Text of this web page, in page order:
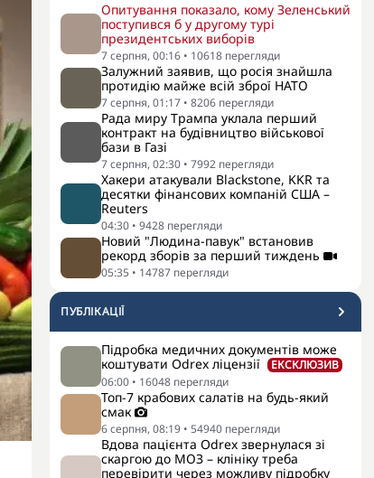
Опитування показало, кому Зеленський
поступився б у другому турі
президентських виборів
7 серпня, 00:16 • 10618 перегляди
Залужний заявив, що росія знайшла
протидію майже всій зброї НАТО
7 серпня, 01:17 • 8206 перегляди
Рада миру Трампа уклала перший
контракт на будівництво військової
бази в Газі
7 серпня, 02:30 • 7992 перегляди
Хакери атакували Blackstone, KKR та
десятки фінансових компаній США –
Reuters
04:30 • 9428 перегляди
Новий "Людина-павук" встановив
рекорд зборів за перший тиждень
05:35 • 14787 перегляди
ПУБЛІКАЦІЇ
Підробка медичних документів може
коштувати Odrex ліцензії
ЕКСКЛЮЗИВ
06:00 • 16048 перегляди
Топ-7 крабових салатів на будь-який
смак
6 серпня, 08:19 • 54940 перегляди
Вдова пацієнта Odrex звернулася зі
скаргою до МОЗ – клініку треба
перевірити через можливу підробку